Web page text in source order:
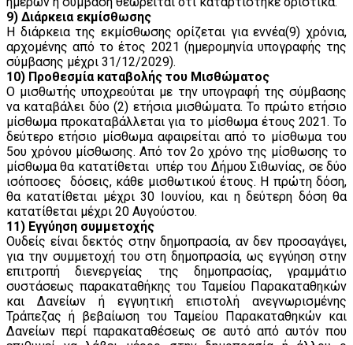
9) Διάρκεια εκμίσθωσης
Η διάρκεια της εκμίσθωσης ορίζεται για εννέα(9) χρόνια,
αρχομένης από το έτος 2021 (ημερομηνία υπογραφής της
σύμβασης μέχρι 31/12/2029).
10) Προθεσμία καταβολής του Μισθώματος
Ο μισθωτής υποχρεούται με την υπογραφή της σύμβασης
να καταβάλει δύο (2) ετήσια μισθώματα. Το πρώτο ετήσιο
μίσθωμα προκαταβάλλεται για το μίσθωμα έτους 2021. Το
δεύτερο ετήσιο μίσθωμα αφαιρείται από το μίσθωμα του
5ου χρόνου μίσθωσης. Από τον 2ο χρόνο της μίσθωσης το
μίσθωμα θα κατατίθεται υπέρ του Δήμου Σιθωνίας, σε δύο
ισόποσες δόσεις, κάθε μισθωτικού έτους. Η πρώτη δόση,
θα κατατίθεται μέχρι 30 Ιουνίου, και η δεύτερη δόση θα
κατατίθεται μέχρι 20 Αυγούστου.
11) Εγγύηση συμμετοχής
Ουδείς είναι δεκτός στην δημοπρασία, αν δεν προσαγάγει,
για την συμμετοχή του στη δημοπρασία, ως εγγύηση στην
επιτροπή διενεργείας της δημοπρασίας, γραμμάτιο
συστάσεως παρακαταθήκης του Ταμείου Παρακαταθηκών
και Δανείων ή εγγυητική επιστολή ανεγνωρισμένης
Τράπεζας ή βεβαίωση του Ταμείου Παρακαταθηκών και
Δανείων περί παρακαταθέσεως σε αυτό από αυτόν που